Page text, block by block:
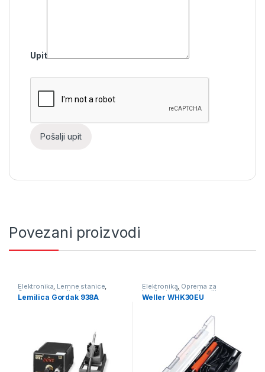
Upit
Povezani proizvodi
Elektronika, Lemne stanice,
Oprema za lemljenje
Lemilica Gordak 938A
Elektronika, Oprema za
lemljenje,Štapne lemilice
Weller WHK30EU